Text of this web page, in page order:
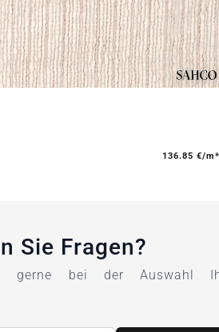
136.85 €/m*
Sie Fragen?
gerne bei der Auswahl